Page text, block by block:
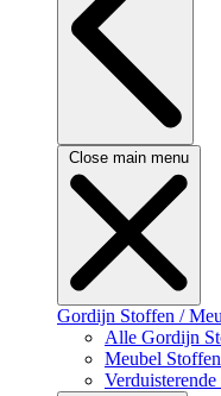
Close main menu
Gordijn Stoffen /
Alle Gordijn
Meubel Stoffen